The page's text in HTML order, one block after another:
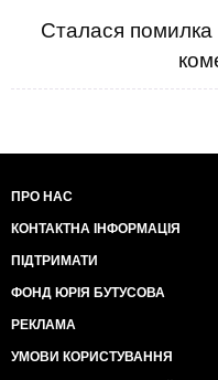
Сталася помилка
ПРО НАС
КОНТАКТНА ІНФОРМАЦІЯ
ПІДТРИМАТИ
ФОНД ЮРІЯ БУТУСОВА
РЕКЛАМА
УМОВИ КОРИСТУВАННЯ